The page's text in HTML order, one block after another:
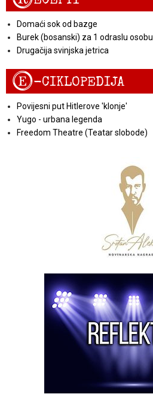
Domaći sok od bazge
Burek (bosanski) za 1 odraslu osobu
Drugačija svinjska jetrica
E-CIKLOPEDIJA
Povijesni put Hitlerove 'klonje'
Yugo - urbana legenda
Freedom Theatre (Teatar slobode)